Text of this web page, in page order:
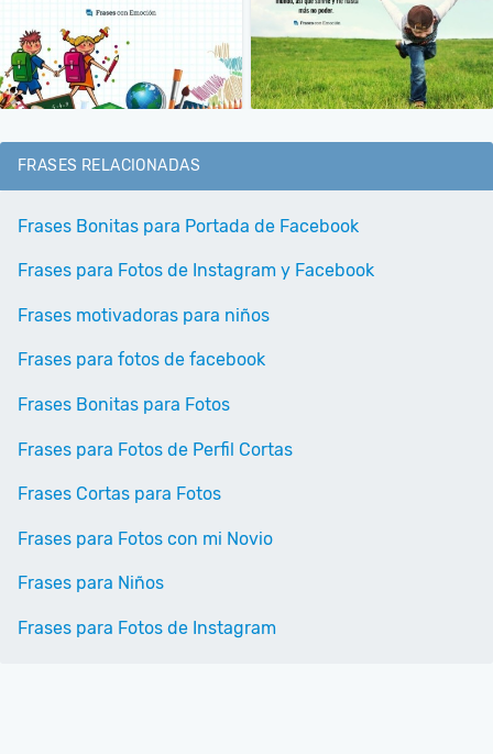
FRASES RELACIONADAS
Frases Bonitas para Portada de Facebook
Frases para Fotos de Instagram y Facebook
Frases motivadoras para niños
Frases para fotos de facebook
Frases Bonitas para Fotos
Frases para Fotos de Perfil Cortas
Frases Cortas para Fotos
Frases para Fotos con mi Novio
Frases para Niños
Frases para Fotos de Instagram